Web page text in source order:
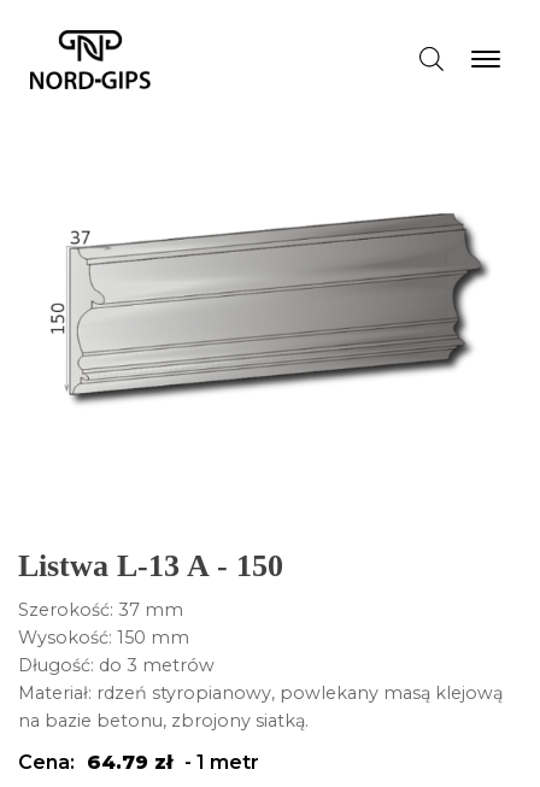
Listwa L-13 A - 150
Szerokość: 37 mm
Wysokość: 150 mm
Długość: do 3 metrów
Materiał: rdzeń styropianowy, powlekany masą klejową
na bazie betonu, zbrojony siatką.
Cena: 64.79 zł - 1 metr